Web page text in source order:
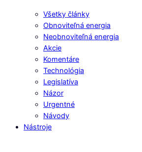
Všetky články
Obnoviteľná energia
Neobnoviteľná energia
Akcie
Komentáre
Technológia
Legislatíva
Názor
Urgentné
Návody
Nástroje